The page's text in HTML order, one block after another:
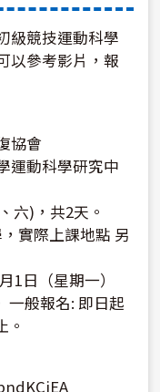
級競技運動科學
以參考影片，報
協會
運動科學研究中
六)，共2天。
實際上課地點 另
1日（星期一）
一般報名: 即日起
。